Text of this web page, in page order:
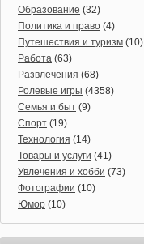
Образование (32)
Политика и право (4)
Путешествия и туризм (10)
Работа (63)
Развлечения (68)
Ролевые игры (4358)
Семья и быт (9)
Спорт (19)
Технология (14)
Товары и услуги (41)
Увлечения и хобби (73)
Фотографии (10)
Юмор (10)